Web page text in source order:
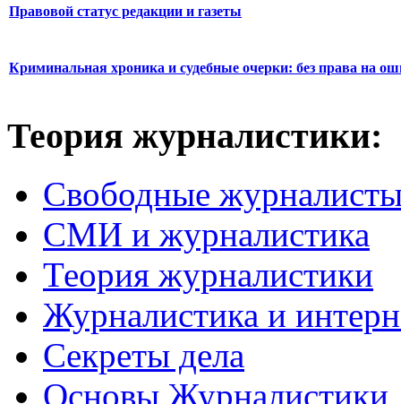
Правовой статус редакции и газеты
Криминальная хроника и судебные очерки: без права на
Теория журналистики:
Свободные
СМИ и журналистика
Теория журналистики
Журналистика и
Секреты дела
Основы Журналистики